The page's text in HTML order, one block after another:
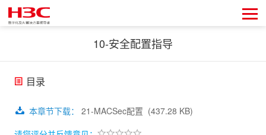
10-安全配置指导
目录
本章节下载： 21-MACSec配置 (437.28 KB)